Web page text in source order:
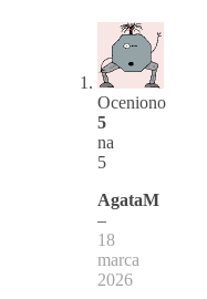
Oceniono
5
na
5
AgataM
–
18
marca
2026